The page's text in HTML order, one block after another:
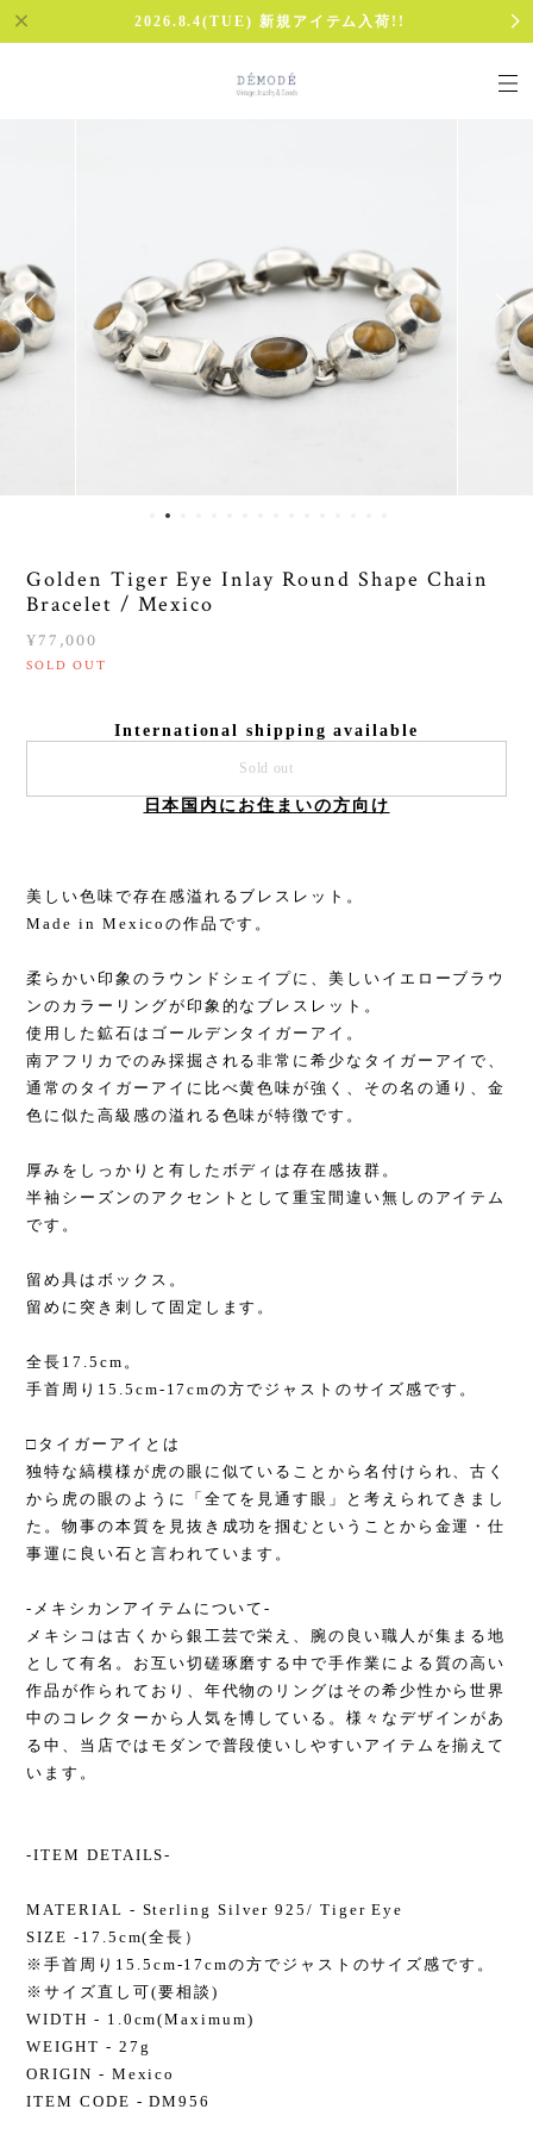
2026.8.4(TUE) 新規アイテム入荷!!
Golden Tiger Eye Inlay Round Shape Chain
Bracelet / Mexico
¥77,000
SOLD OUT
International shipping available
Sold out
日本国内にお住まいの方向け
美しい色味で存在感溢れるブレスレット。
Made in Mexicoの作品です。
柔らかい印象のラウンドシェイプに、美しいイエローブラウ
ンのカラーリングが印象的なブレスレット。
使用した鉱石はゴールデンタイガーアイ。
南アフリカでのみ採掘される非常に希少なタイガーアイで、
通常のタイガーアイに比べ黄色味が強く、その名の通り、金
色に似た高級感の溢れる色味が特徴です。
厚みをしっかりと有したボディは存在感抜群。
半袖シーズンのアクセントとして重宝間違い無しのアイテム
です。
留め具はボックス。
留めに突き刺して固定します。
全長17.5cm。
手首周り15.5cm-17cmの方でジャストのサイズ感です。
□タイガーアイとは
独特な縞模様が虎の眼に似ていることから名付けられ、古く
から虎の眼のように「全てを見通す眼」と考えられてきまし
た。物事の本質を見抜き成功を掴むということから金運・仕
事運に良い石と言われています。
-メキシカンアイテムについて-
メキシコは古くから銀工芸で栄え、腕の良い職人が集まる地
として有名。お互い切磋琢磨する中で手作業による質の高い
作品が作られており、年代物のリングはその希少性から世界
中のコレクターから人気を博している。様々なデザインがあ
る中、当店ではモダンで普段使いしやすいアイテムを揃えて
います。
-ITEM DETAILS-
MATERIAL - Sterling Silver 925/ Tiger Eye
SIZE -17.5cm(全長）
※手首周り15.5cm-17cmの方でジャストのサイズ感です。
※サイズ直し可(要相談)
WIDTH - 1.0cm(Maximum)
WEIGHT - 27g
ORIGIN - Mexico
ITEM CODE - DM956